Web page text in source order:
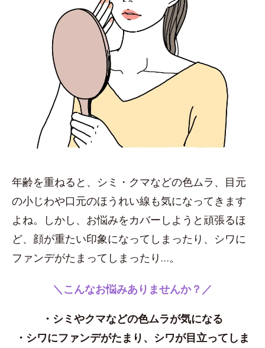
年齢を重ねると、シミ・クマなどの色ムラ、目元
の小じわや口元のほうれい線も気になってきます
よね。しかし、お悩みをカバーしようと頑張るほ
ど、顔が重たい印象になってしまったり、シワに
ファンデがたまってしまったり…。
＼こんなお悩みありませんか？／
・シミやクマなどの色ムラが気になる
・シワにファンデがたまり、シワが目立ってしま